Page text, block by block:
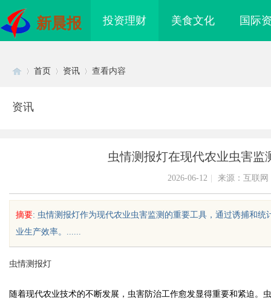
新晨报 投资理财 美食文化 国际
首页 资讯 查看内容
资讯
虫情测报灯在现代农业虫害
2026-06-12 来源：互联网
摘要: 虫情测报灯作为现代农业虫害监测的重要工具，通过诱捕和
业生产效率。......
虫情测报灯
随着现代农业技术的不断发展，虫害防治工作愈发显得重要和紧迫。
代生物科技创新发
花钱，ai却天天给他免费派单？